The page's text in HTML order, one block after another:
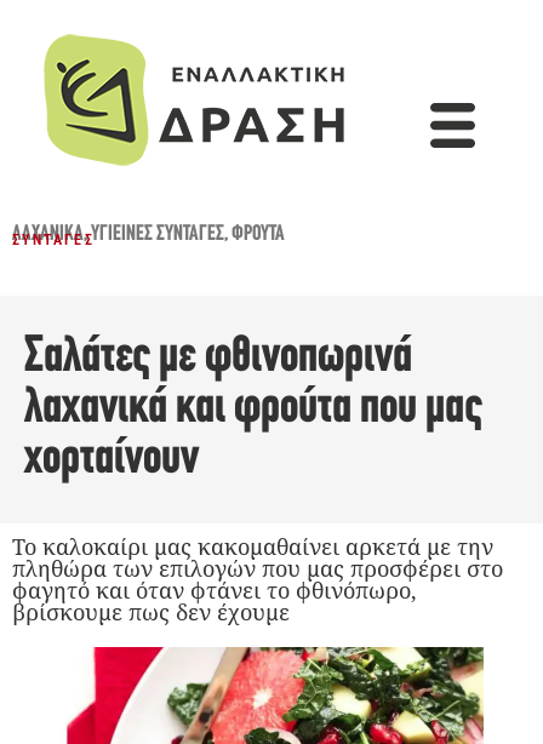
ΛΑΧΑΝΙΚΆ,ΥΓΙΕΙΝΈΣ ΣΥΝΤΑΓΈΣ,ΦΡΟΎΤΑ
ΣΥΝΤΑΓΈΣ
Σαλάτες με φθινοπωρινά
λαχανικά και φρούτα που μας
χορταίνουν
Το καλοκαίρι μας κακομαθαίνει αρκετά με την
πληθώρα των επιλογών που μας προσφέρει στο
φαγητό και όταν φτάνει το φθινόπωρο,
βρίσκουμε πως δεν έχουμε